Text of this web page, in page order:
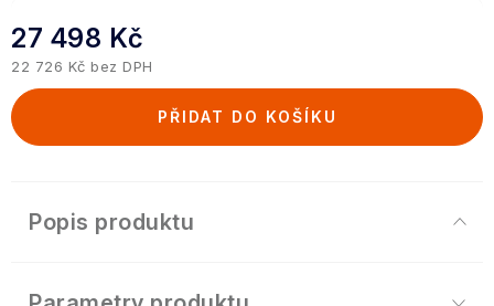
27 498 Kč
22 726 Kč bez DPH
Měrná cena:
PŘIDAT DO KOŠÍKU
Popis produktu